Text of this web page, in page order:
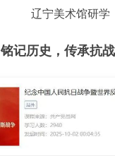
辽宁美术馆研学
铭记历史，传承抗